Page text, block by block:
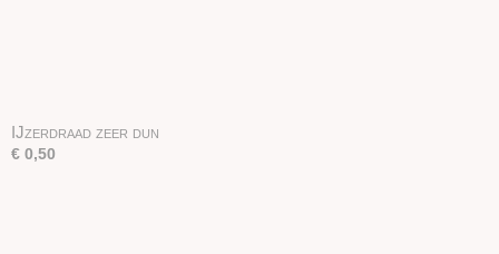
IJzerdraad zeer dun
€ 0,50